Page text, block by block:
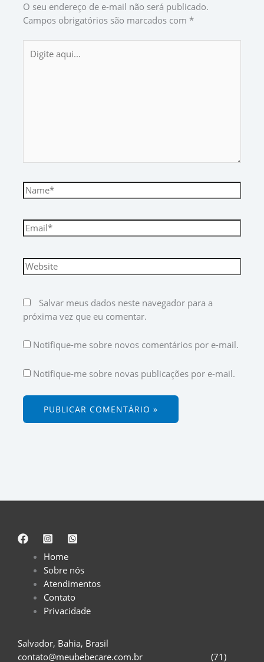
O seu endereço de e-mail não será publicado.
Campos obrigatórios são marcados com *
Salvar meus dados neste navegador para a
próxima vez que eu comentar.
Notifique-me sobre novos comentários por e-mail.
Notifique-me sobre novas publicações por e-mail.
Home
Sobre nós
Atendimentos
Contato
Privacidade
Salvador, Bahia, Brasil
contato@meubebecare.com.br (71)